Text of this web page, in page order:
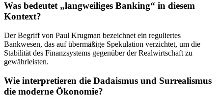
Was bedeutet „langweiliges Banking“ in diesem
Kontext?
Der Begriff von Paul Krugman bezeichnet ein reguliertes
Bankwesen, das auf übermäßige Spekulation verzichtet, um die
Stabilität des Finanzsystems gegenüber der Realwirtschaft zu
gewährleisten.
Wie interpretieren die Dadaismus und Surrealismus
die moderne Ökonomie?